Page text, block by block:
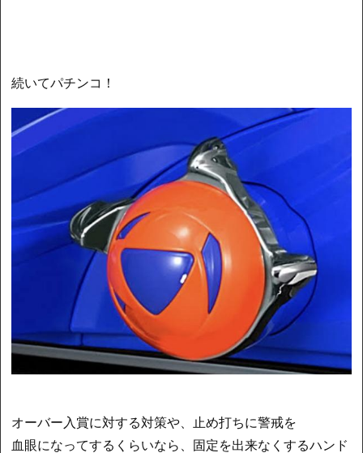
続いてパチンコ！
オーバー入賞に対する対策や、止め打ちに警戒を
血眼になってするくらいなら、固定を出来なくするハンド